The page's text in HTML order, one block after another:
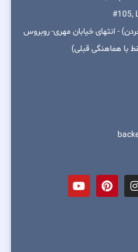
#105,
- انتهای خیابان مهری- روبروس
با هماهنگی قبلی)